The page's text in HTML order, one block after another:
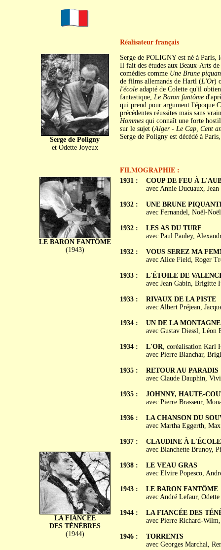
Réalisateur français
Serge de Poligny
et Odette Joyeux
Serge de POLIGNY est né à Paris,
Il fait des études aux Beaux-Arts
comédies comme Une Brune
de films allemands de Hartl (L'Or)
l'écoleadapté de Colette qu'il
fantastique, Le Baron fantôme
qui prend pour argument l'époque
précédentes réussites mais sans
Hommesqui connaît une forte
sur le sujet (Alger - Le Cap, Cent
Serge de Poligny est décédé à
FILMOGRAPHIE :
LE BARON FANTÔME
(1943)
LA FIANCÉE
DES TÉNÈBRES
(1944)
1931 :
1932 :
1932 :
1932 :
1933 :
1933 :
1934 :
1934 :
1935 :
1935 :
1936 :
1937 :
1938 :
1943 :
1944 :
1946 :
COUP DE FEU À
avec Annie Ducuaux,
UNE BRUNE
avec Fernandel, Noël-
LES AS DU TURF
avec Paul Pauley,
VOUS SEREZ MA
avec Alice Field, Roger
L'ÉTOILE DE
avec Jean Gabin, Brigitte
RIVAUX DE LA PISTE
avec Albert Préjean,
UN DE LA MONTAGNE
avec Gustav Diessl,
L'OR, coréalisation Karl
avec Pierre Blanchar,
RETOUR AU PARADIS
avec Claude Dauphin,
JOHNNY, HAUTE-
avec Pierre Brasseur,
LA CHANSON DU
avec Martha Eggerth,
CLAUDINE À L'ÉCOLE
avec Blanchette Brunoy,
LE VEAU GRAS
avec Elvire Popesco,
LE BARON FANTÔME
avec André Lefaur,
LA FIANCÉE DES
avec Pierre Richard-
TORRENTS
avec Georges Marchal,